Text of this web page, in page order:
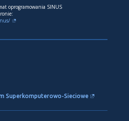
oprogramowania SINUS
Superkomputerowo-Sieciowe